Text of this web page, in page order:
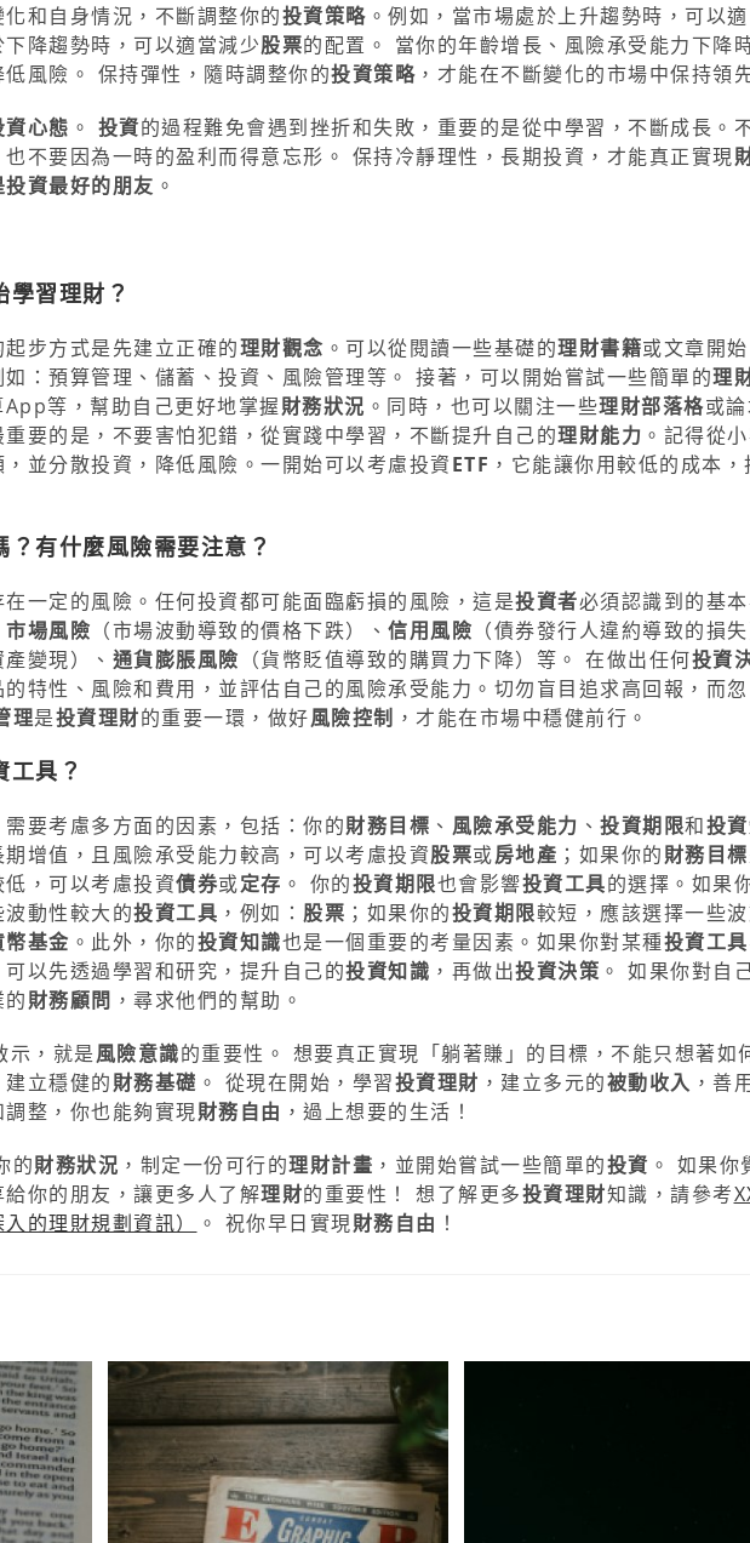
和自身情況，不斷調整你的投資策略 。例如，當市場處於上升趨勢時，可以
降趨勢時，可以適當減少股票的配置。 當你的年齡增長、風險承受能力下降
低風險。 保持彈性，隨時調整你的投資策略 ，才能在不斷變化的市場中保持領
資心態 。 投資的過程難免會遇到挫折和失敗，重要的是從中學習，不斷成長。
不要因為一時的盈利而得意忘形。 保持冷靜理性，長期投資，才能真正實現
投資最好的朋友 。
習理財？
步方式是先建立正確的理財觀念 。可以從閱讀一些基礎的理財書籍或文章開
：預算管理、儲蓄、投資、風險管理等。 接著，可以開始嘗試一些簡單的理
等，幫助自己更好地掌握財務狀況 。同時，也可以關注一些理財部落格或
重要的是，不要害怕犯錯，從實踐中學習，不斷提升自己的理財能力 。記得從
並分散投資，降低風險。一開始可以考慮投資ETF ，它能讓你用較低的成本
有什麼風險需要注意？
一定的風險。任何投資都可能面臨虧損的風險，這是投資者必須認識到的基
市場風險 （市場波動導致的價格下跌）、 信用風險 （債券發行人違約導致的損
變現）、 通貨膨脹風險 （貨幣貶值導致的購買力下降）等。 在做出任何投資
特性、風險和費用，並評估自己的風險承受能力。切勿盲目追求高回報，而
理是投資理財的重要一環，做好風險控制 ，才能在市場中穩健前行。
工具？
需要考慮多方面的因素，包括：你的財務目標 、 風險承受能力 、 投資期限和投
期增值，且風險承受能力較高，可以考慮投資股票或房地產 ；如果你的財務目標
，可以考慮投資債券或定存 。 你的投資期限也會影響投資工具的選擇。如果
動性較大的投資工具 ，例如： 股票 ；如果你的投資期限較短，應該選擇一些
幣基金 。此外，你的投資知識也是一個重要的考量因素。如果你對某種投資工具
以先透過學習和研究，提升自己的投資知識 ，再做出投資決策 。 如果你對自
財務顧問 ，尋求他們的幫助。
示，就是風險意識的重要性。 想要真正實現「躺著賺」的目標，不能只想著如
建立穩健的財務基礎 。 從現在開始，學習投資理財 ，建立多元的被動收入 ，善
整，你也能夠實現財務自由 ，過上想要的生活！
的財務狀況 ，制定一份可行的理財計畫 ，並開始嘗試一些簡單的投資 。 如果你
你的朋友，讓更多人了解理財的重要性！ 想了解更多投資理財知識，請參考
的理財規劃資訊）
。 祝你早日實現財務自由 ！